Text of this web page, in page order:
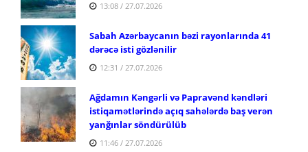
13:08 / 27.07.2026
Sabah Azərbaycanın bəzi rayonlarında 41
dərəcə isti gözlənilir
12:31 / 27.07.2026
Ağdamın Kəngərli və Papravənd kəndləri
istiqamətlərində açıq sahələrdə baş verən
yanğınlar söndürülüb
11:46 / 27.07.2026